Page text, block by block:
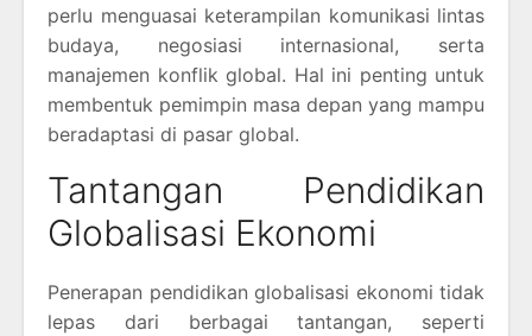
perlu menguasai keterampilan komunikasi lintas
budaya, negosiasi internasional, serta
manajemen konflik global. Hal ini penting untuk
membentuk pemimpin masa depan yang mampu
beradaptasi di pasar global.
Tantangan Pendidikan
Globalisasi Ekonomi
Penerapan pendidikan globalisasi ekonomi tidak
lepas dari berbagai tantangan, seperti